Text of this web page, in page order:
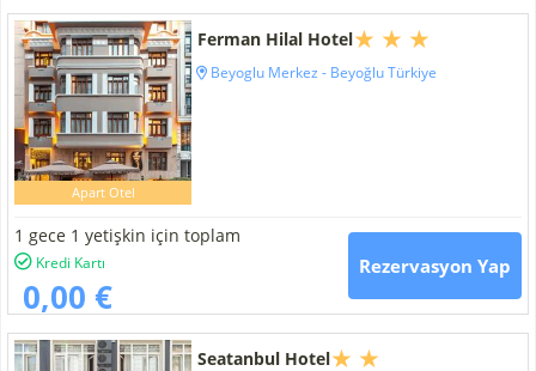
Apart Otel
Ferman Hilal Hotel
Beyoglu Merkez - Beyoğlu Türkiye
1 gece 1 yetişkin için toplam
Kredi Kartı
0,00 €
Rezervasyon Yap
Seatanbul Hotel